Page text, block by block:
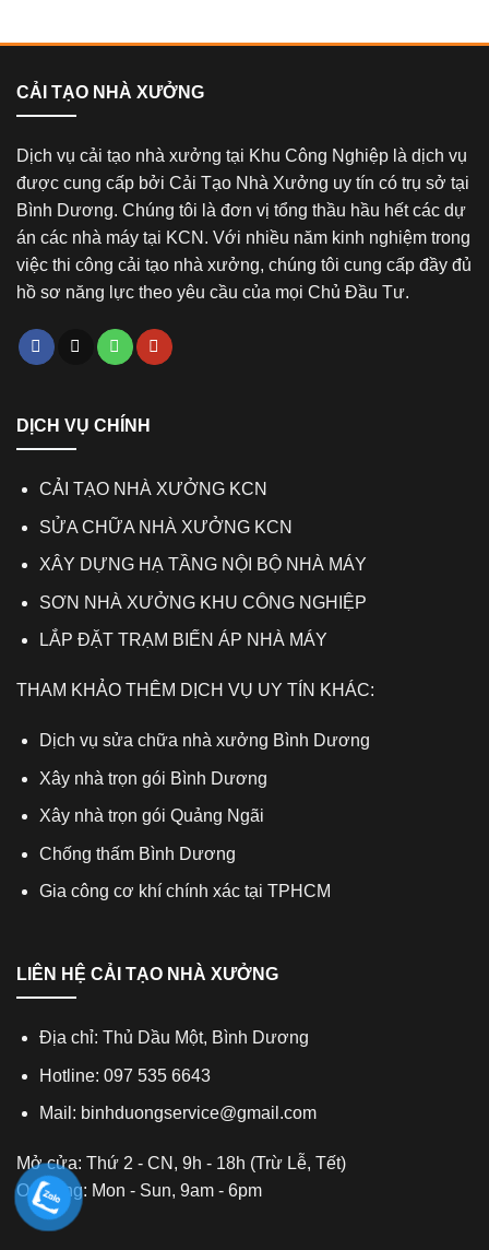
CẢI TẠO NHÀ XƯỞNG
Dịch vụ cải tạo nhà xưởng tại Khu Công Nghiệp là dịch vụ
được cung cấp bởi Cải Tạo Nhà Xưởng uy tín có trụ sở tại
Bình Dương. Chúng tôi là đơn vị tổng thầu hầu hết các dự
án các nhà máy tại KCN. Với nhiều năm kinh nghiệm trong
việc thi công cải tạo nhà xưởng, chúng tôi cung cấp đầy đủ
hồ sơ năng lực theo yêu cầu của mọi Chủ Đầu Tư.
DỊCH VỤ CHÍNH
CẢI TẠO NHÀ XƯỞNG KCN
SỬA CHỮA NHÀ XƯỞNG KCN
XÂY DỰNG HẠ TẦNG NỘI BỘ NHÀ MÁY
SƠN NHÀ XƯỞNG KHU CÔNG NGHIỆP
LẮP ĐẶT TRẠM BIẾN ÁP NHÀ MÁY
THAM KHẢO THÊM DỊCH VỤ UY TÍN KHÁC:
Dịch vụ sửa chữa nhà xưởng Bình Dương
Xây nhà trọn gói Bình Dương
Xây nhà trọn gói Quảng Ngãi
Chống thấm Bình Dương
Gia công cơ khí chính xác tại TPHCM
LIÊN HỆ CẢI TẠO NHÀ XƯỞNG
Địa chỉ: Thủ Dầu Một, Bình Dương
Hotline: 097 535 6643
Mail: binhduongservice@gmail.com
Mở cửa: Thứ 2 - CN, 9h - 18h (Trừ Lễ, Tết)
Opening: Mon - Sun, 9am - 6pm